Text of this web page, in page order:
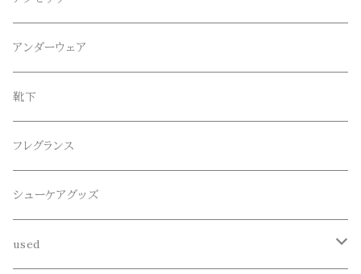
CANDY DESIGN&WORKS(CDW)
collonil(コロニル)
CountyComm(カウンティーコム)
decka(デカ)
dros dro(ドロスドロ)
シャツ
カーディガン
ショート
シューズ
シューズ
サンダル
メガネ、サングラス
ベルト
腕時計
キーアクセサリー
財布、コインケース、マネークリップ
リング
ブレスレット、バングル
ネックレス
アンダーウェア
靴下
フレグランス
シューケアグッズ
used